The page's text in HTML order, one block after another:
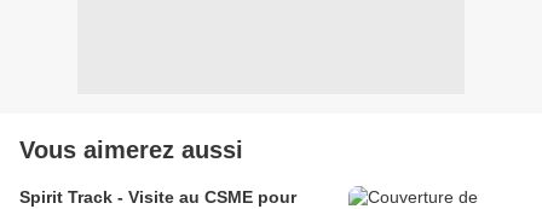
Vous aimerez aussi
Spirit Track - Visite au CSME pour